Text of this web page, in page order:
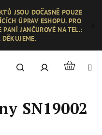
JSOU DOČASNĚ POUZE
ÚPRAV ESHOPU. PRO
PANÍ JANČUROVÉ NA TEL.:
Hledat PřihlášeníNákupní
SN19002